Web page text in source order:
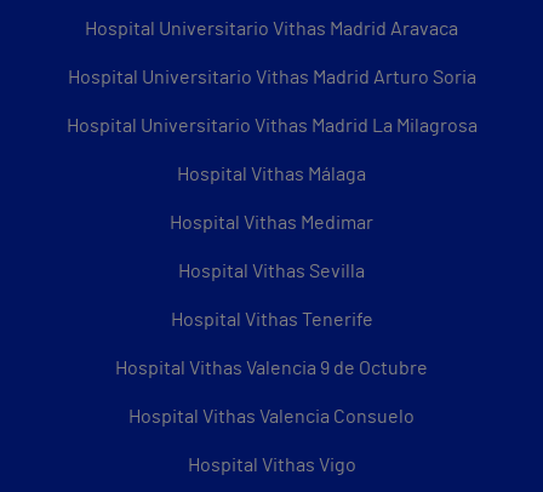
Hospital Universitario Vithas Madrid Aravaca
Hospital Universitario Vithas Madrid Arturo Soria
Hospital Universitario Vithas Madrid La Milagrosa
Hospital Vithas Málaga
Hospital Vithas Medimar
Hospital Vithas Sevilla
Hospital Vithas Tenerife
Hospital Vithas Valencia 9 de Octubre
Hospital Vithas Valencia Consuelo
Hospital Vithas Vigo